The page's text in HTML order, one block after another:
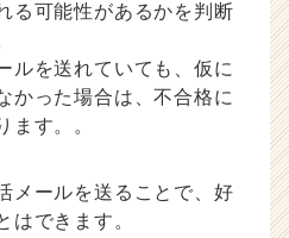
る可能性があるかを判断
ルを送れていても、仮に
かった場合は、不合格に
ます。。
メールを送ることで、好
はできます。